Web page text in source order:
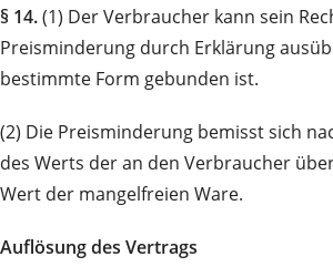
§ 14.(1) Der Verbraucher kann sein
Preisminderung durch Erklärung
bestimmte Form gebunden ist.
(2) Die Preisminderung bemisst sich
des Werts der an den Verbraucher
Wert der mangelfreien Ware.
Auflösung des Vertrags